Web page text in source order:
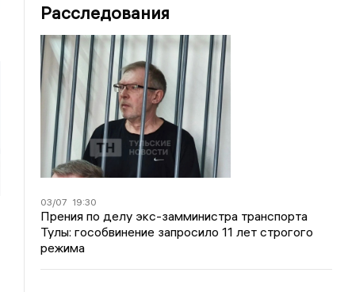
Расследования
03/07 19:30
Прения по делу экс-замминистра транспорта
Тулы: гособвинение запросило 11 лет строгого
режима